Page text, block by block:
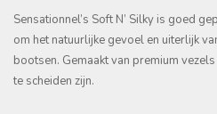
Sensationnel’s Soft N’ Silky is goed
om het natuurlijke gevoel en uiterlijk
bootsen. Gemaakt van premium
te scheiden zijn.